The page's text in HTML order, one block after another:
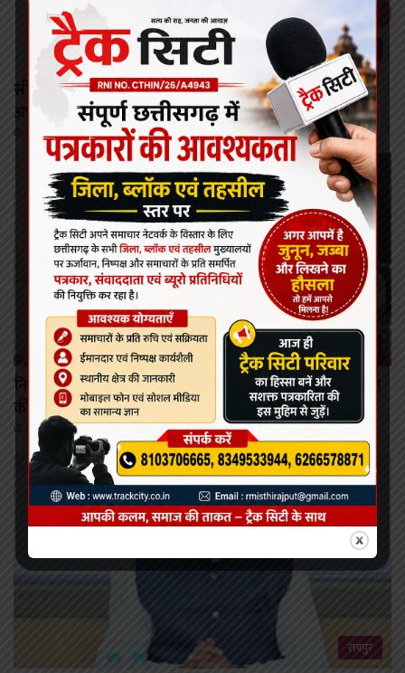
रायपुर
सीजी पीएससी द्वारा एस आई भर्ती परीक्षा :सोशल मीडिया पर
अभ्यर्थियों के नामों को लेकर फैलाई जा रही अफवाहें
August 6, 2026
निर्माण श्रमिकों के कल्याण हेतु अनेक महत्वपूर्ण निर्णयों को मंडल
की बैठक में मिली स्वीकृति
August 6, 2026
रायपुर